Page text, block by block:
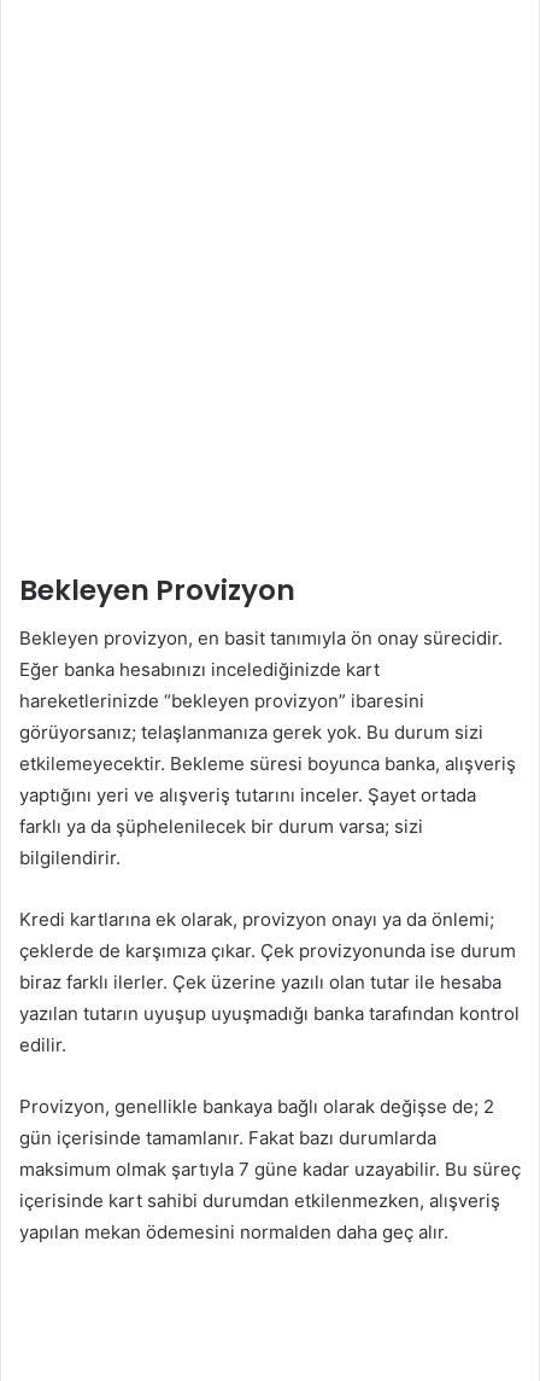
Bekleyen Provizyon
Bekleyen provizyon, en basit tanımıyla ön onay sürecidir.
Eğer banka hesabınızı incelediğinizde kart
hareketlerinizde “bekleyen provizyon” ibaresini
görüyorsanız; telaşlanmanıza gerek yok. Bu durum sizi
etkilemeyecektir. Bekleme süresi boyunca banka, alışveriş
yaptığını yeri ve alışveriş tutarını inceler. Şayet ortada
farklı ya da şüphelenilecek bir durum varsa; sizi
bilgilendirir.
Kredi kartlarına ek olarak, provizyon onayı ya da önlemi;
çeklerde de karşımıza çıkar. Çek provizyonunda ise durum
biraz farklı ilerler. Çek üzerine yazılı olan tutar ile hesaba
yazılan tutarın uyuşup uyuşmadığı banka tarafından kontrol
edilir.
Provizyon, genellikle bankaya bağlı olarak değişse de; 2
gün içerisinde tamamlanır. Fakat bazı durumlarda
maksimum olmak şartıyla 7 güne kadar uzayabilir. Bu süreç
içerisinde kart sahibi durumdan etkilenmezken, alışveriş
yapılan mekan ödemesini normalden daha geç alır.